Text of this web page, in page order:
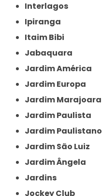
Interlagos
Ipiranga
Itaim Bibi
Jabaquara
Jardim América
Jardim Europa
Jardim Marajoara
Jardim Paulista
Jardim Paulistano
Jardim São Luiz
Jardim Ângela
Jardins
Jockey Club